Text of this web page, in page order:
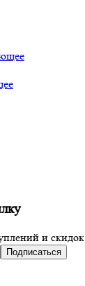
и скидок
Подписаться